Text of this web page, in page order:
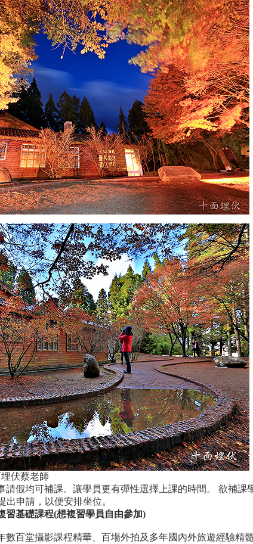
伏蔡老師
請假均可補課。讓學員更有彈性選擇上課的時間。 欲補課
出申請，以便安排坐位。
習基礎課程(想複習學員自由參加)
數百堂攝影課程精華、百場外拍及多年國內外旅遊經驗精